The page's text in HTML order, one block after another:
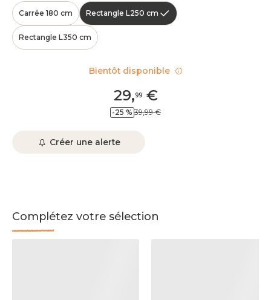
Carrée 180 cm Rectangle L250 cm
Rectangle L350 cm
29,99€
-25 % 39,99 €
Créer une alerte
Complétez votre sélection